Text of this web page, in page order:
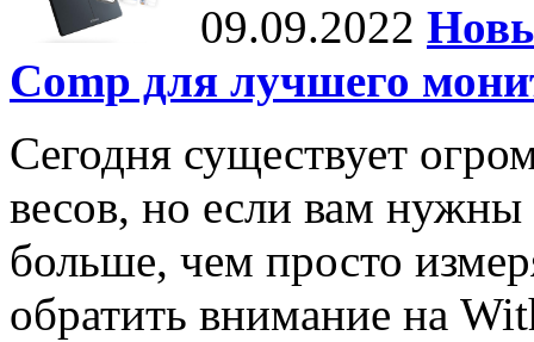
09.09.2022
Comp для лучшего
Сегодня существует
весов, но если вам нужны
больше, чем просто
обратить внимание на